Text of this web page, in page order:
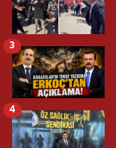
3
4